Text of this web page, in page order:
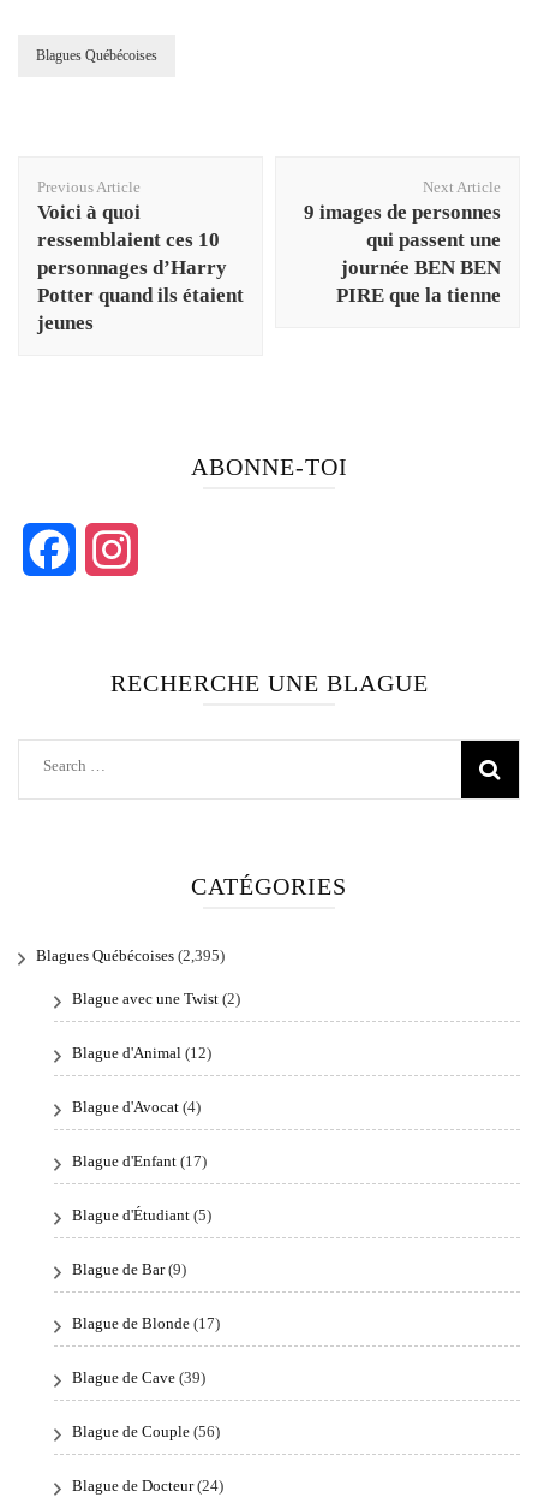
Blagues Québécoises
Navigation
Previous Article
Voici à quoi
ressemblaient ces 10
personnages d’Harry
Potter quand ils étaient
jeunes
Next Article
9 images de personnes
qui passent une
journée BEN BEN
PIRE que la tienne
ABONNE-TOI
Facebook
RECHERCHE UNE BLAGUE
Search
CATÉGORIES
Blagues Québécoises (2,395)
Blague avec une Twist (2)
Blague d'Animal (12)
Blague d'Avocat (4)
Blague d'Enfant (17)
Blague d'Étudiant (5)
Blague de Bar(9)
Blague de Blonde (17)
Blague de Cave (39)
Blague de Couple (56)
Blague de Docteur(24)